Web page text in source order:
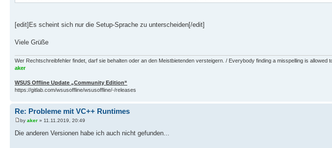
[edit]Es scheint sich nur die Setup-Sprache zu unterscheiden[/edit]
Viele Grüße
Wer Rechtschreibfehler findet, darf sie behalten oder an den Meistbietenden versteigern. / Everybody finding a misspelling is allowed
aker
WSUS Offline Update „Community Edition“
https://gitlab.com/wsusoffline/wsusoffline/-/releases
Re: Probleme mit VC++ Runtimes
by aker » 11.11.2019, 20:49
Die anderen Versionen habe ich auch nicht gefunden...